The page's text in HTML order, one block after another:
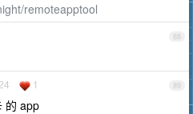
remoteapptool
88
89
1
的 app